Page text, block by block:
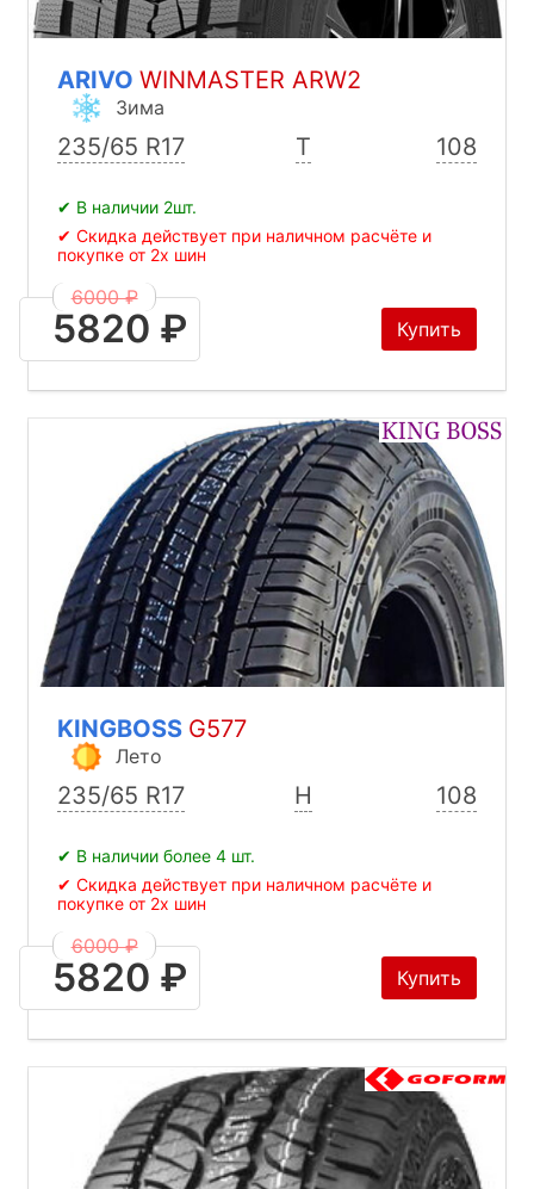
ARIVO WINMASTER ARW2
Зима
235/65 R17 T 108
✔ В наличии 2шт.
✔ Скидка действует при наличном расчёте и
покупке от 2х шин
6000 ₽
5820 ₽ Купить
KINGBOSS G577
Лето
235/65 R17 H 108
✔ В наличии более 4 шт.
✔ Скидка действует при наличном расчёте и
покупке от 2х шин
6000 ₽
5820 ₽ Купить